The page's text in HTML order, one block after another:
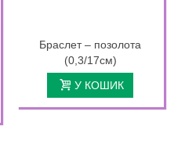
Браслет – позолота
(0,3/17см)
У КОШИК